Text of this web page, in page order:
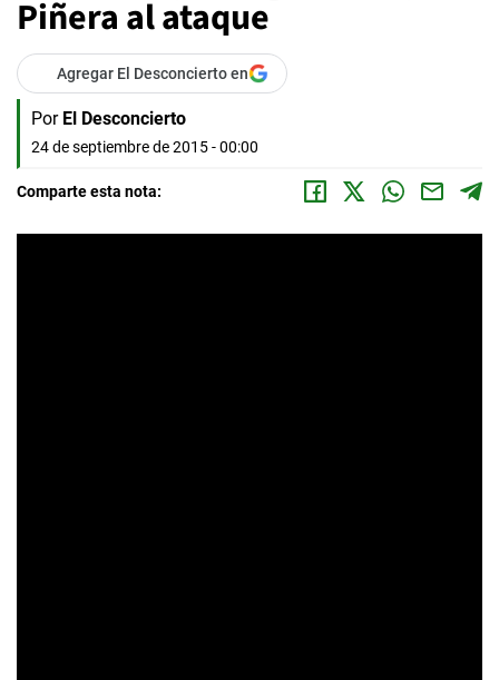
Piñera al ataque
Agregar El Desconcierto en
Por El Desconcierto
24 de septiembre de 2015 - 00:00
Comparte esta nota: